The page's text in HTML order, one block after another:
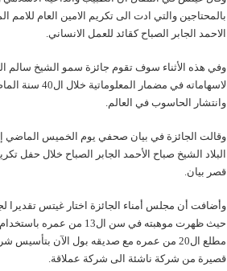
بالمحتاجين والتي ادت الى تكريم الامين العام
الاحمد الجابر الصباح كقائد للعمل الانساني.
وفي هذه الأثناء سوف تقوم جائزة سمو الشيخ سالم
لاسهاماته في
وانتشار الحاسوب في العالم.
وقالت الجائزة في بيان صحفي يوم الخميس
قصر بيان.
وأضافت أن مجلس أمناء الجائزة اختار غيتس تقديرا
حيث ظهرت موهبته في سن
قصيرة من شركة ناشئة الى شركة عملاقة.